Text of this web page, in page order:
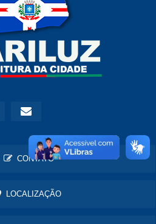
CONTATO
LOCALIZAÇÃO